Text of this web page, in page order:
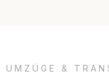
UMZÜGE &